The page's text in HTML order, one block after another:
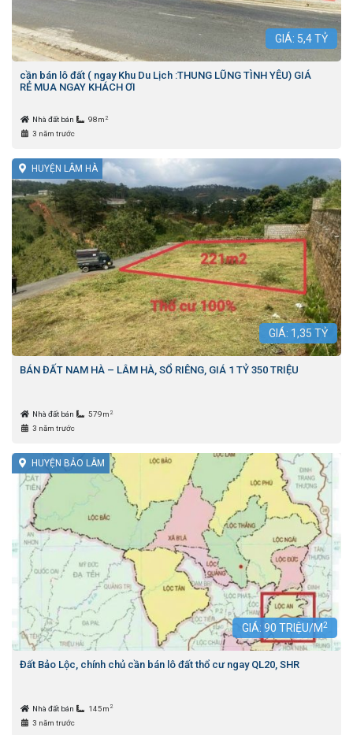
GIÁ: 5,4TỶ
cần bán lô đất ( ngay Khu Du Lịch :THUNG LŨNG TÌNH YÊU) GIÁ
RẺ MUA NGAY KHÁCH ƠI
Nhà đất bán 98m 2
3 năm trước
HUYỆN LÂM HÀ
GIÁ: 1,35 TỶ
BÁN ĐẤT NAM HÀ – LÂM HÀ, SỔ RIÊNG, GIÁ 1 TỶ 350 TRIỆU
Nhà đất bán 579m 2
3 năm trước
HUYỆN BẢO LÂM
GIÁ: 90 TRIỆU/M2
Đất Bảo Lộc, chính chủ cần bán lô đất thổ cư ngay QL20, SHR
Nhà đất bán 145m 2
3 năm trước